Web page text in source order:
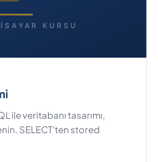
ile veritabanı tasarımı,
SELECT'ten stored